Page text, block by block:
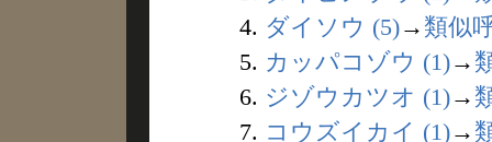
4. ダイソウ (5)→ 類似
5. カッパコゾウ (1)→
6. ジゾウカツオ (1)→
7. コウズイカイ (1)→